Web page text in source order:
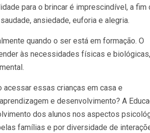
para o brincar é imprescindível, a fim
ansiedade, euforia e alegria.
quando o ser está em formação. O
às necessidades físicas e biológicas,
acessar essas crianças em casa e
e desenvolvimento? A
dos alunos nos aspectos
famílias e por diversidade de